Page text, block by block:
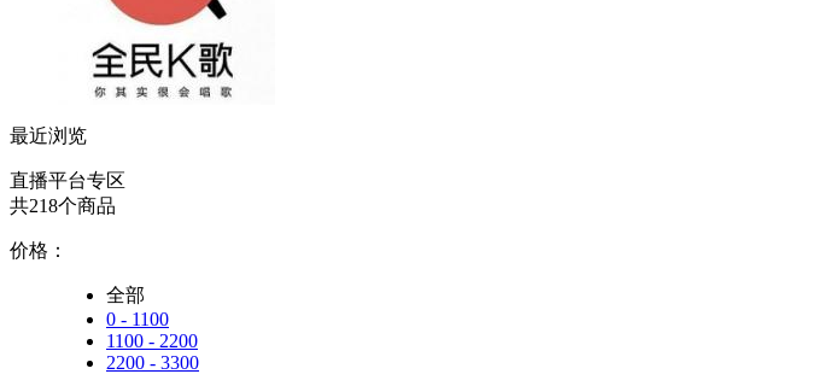
最近浏览
直播平台专区
共218个商品
价格：
全部
0 - 1100
1100 - 2200
2200 - 3300